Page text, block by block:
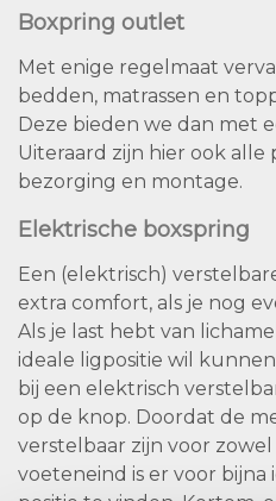
Boxpring outlet
Met enige regelmaat
bedden, matrassen en
Deze bieden we dan met
Uiteraard zijn hier ook alle
bezorging en montage.
Elektrische boxspring
Een (elektrisch)
extra comfort, als je nog
Als je last hebt van
ideale ligpositie wil
bij een elektrisch
op de knop. Doordat de
verstelbaar zijn voor
voeteneind is er voor